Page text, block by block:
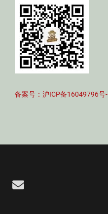
备案号：沪ICP备16049796号-
Email